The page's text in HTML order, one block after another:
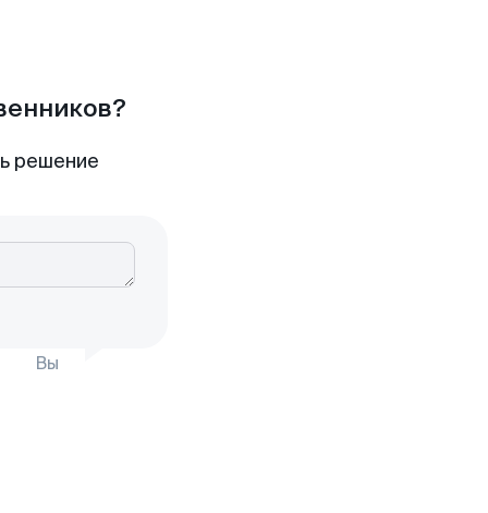
решение
Вы